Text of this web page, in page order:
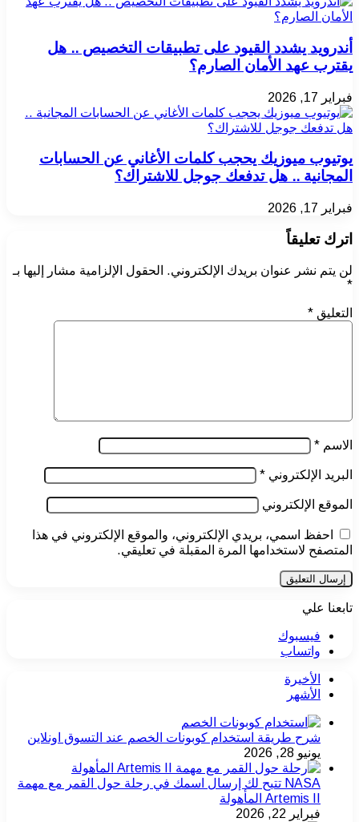
أندرويد يشدد القيود على تطبيقات التخصيص .. هل
يقترب عهد الأمان الصارم؟
فبراير 17, 2026
يوتيوب ميوزيك يحجب كلمات الأغاني عن الحسابات
المجانية .. هل تدفعك جوجل للاشتراك؟
فبراير 17, 2026
اترك تعليقاً
لن يتم نشر عنوان بريدك الإلكتروني. الحقول الإلزامية مشار إليها بـ
*
التعليق *
الاسم *
البريد الإلكتروني *
الموقع الإلكتروني
احفظ اسمي، بريدي الإلكتروني، والموقع الإلكتروني في هذا
المتصفح لاستخدامها المرة المقبلة في تعليقي.
تابعنا علي
فيسبوك
واتساب
الأخيرة
الأشهر
شرح طريقة استخدام كوبونات الخصم عند التسوق اونلاين
يونيو 28, 2026
NASA تتيح لك إرسال اسمك في رحلة حول القمر مع مهمة
Artemis II المأهولة
فبراير 22, 2026